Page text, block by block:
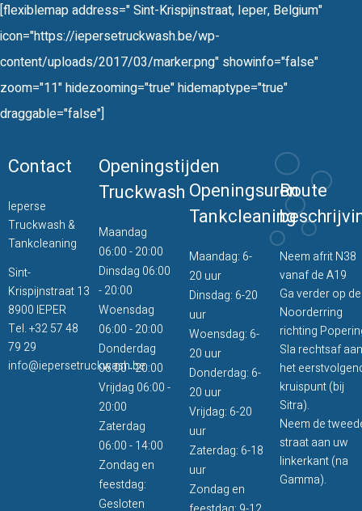
[flexiblemap address=" Sint-Krispijnstraat, Ieper, Belgium"
icon="https://iepersetruckwash.be/wp-
content/uploads/2017/03/marker.png" showinfo="false"
zoom="11" hidezooming="true" hidemaptype="true"
draggable="false"]
Contact
Ieperse
Truckwash &
Tankcleaning
Sint-
Krispijnstraat 13
8900 IEPER
Tel.+32 57 48
79 29
info@iepersetruckwash.be
Openingstijden
Truckwash
Maandag
06:00 - 20:00
Dinsdag 06:00
- 20:00
Woensdag
06:00 - 20:00
Donderdag
06:00 - 20:00
Vrijdag 06:00 -
20:00
Zaterdag
06:00 - 14:00
Zondag en
feestdag:
Gesloten
Openingsuren
Tankcleaning
Maandag: 6-
20 uur
Dinsdag: 6-20
uur
Woensdag: 6-
20 uur
Donderdag: 6-
20 uur
Vrijdag: 6-20
uur
Zaterdag: 6-18
uur
Zondag en
Route
Neem afrit N38
vanaf de A19
Ga verder op de
Noorderring
richting
Sla rechtsaf aan
het
kruispunt (bij
Sitra).
Neem de
straat aan uw
linkerkant (na
Gamma).